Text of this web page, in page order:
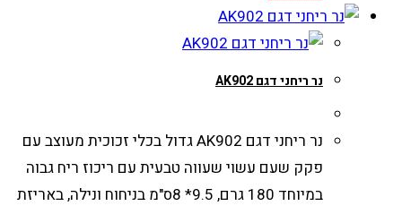
נר ריחני דגם AK902
נר ריחני דגם AK902 גדול בכלי זכוכית מעוצב עם
פקק שעם עשוי שעווה טבעית עם ריכוז ריח גבוה
במיוחד 180 גרם, 9.5* 8ס"מ בניחוח ונילה, באריזת